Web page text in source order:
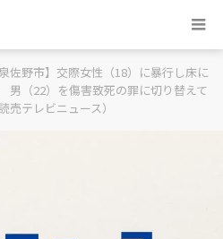
泉佐野市】交際女性（18）に暴行し床に
（22）を傷害致死の罪に切り替えて
テレビニュース）